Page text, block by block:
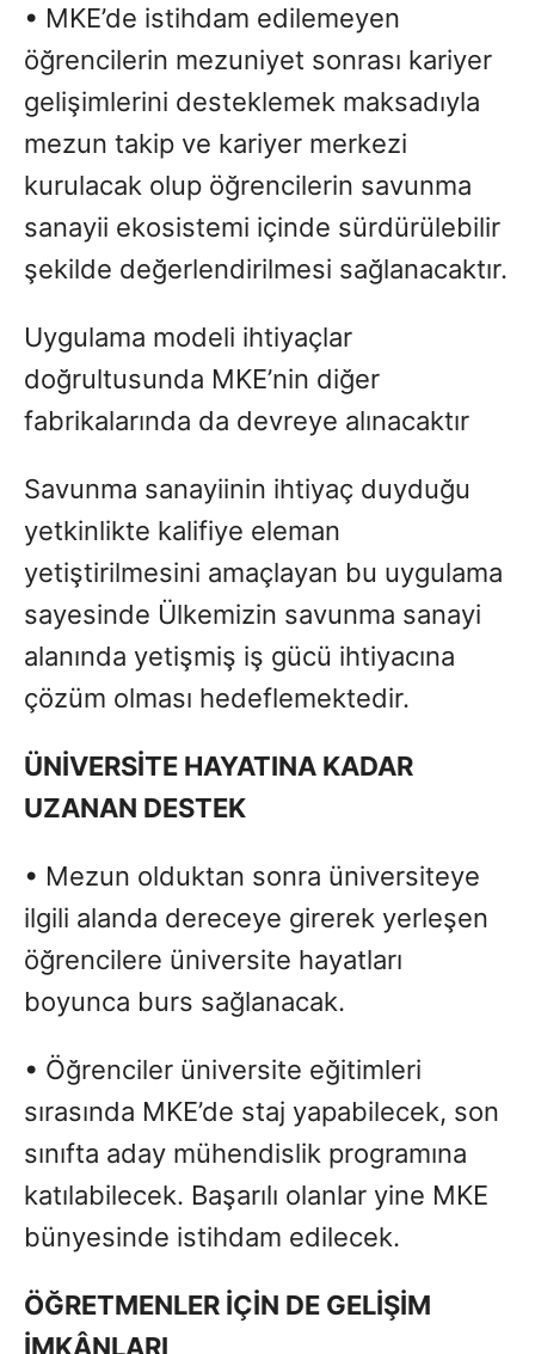
• MKE’de istihdam edilemeyen
öğrencilerin mezuniyet sonrası kariyer
gelişimlerini desteklemek maksadıyla
mezun takip ve kariyer merkezi
kurulacak olup öğrencilerin savunma
sanayii ekosistemi içinde sürdürülebilir
şekilde değerlendirilmesi sağlanacaktır.
Uygulama modeli ihtiyaçlar
doğrultusunda MKE’nin diğer
fabrikalarında da devreye alınacaktır
Savunma sanayiinin ihtiyaç duyduğu
yetkinlikte kalifiye eleman
yetiştirilmesini amaçlayan bu uygulama
sayesinde Ülkemizin savunma sanayi
alanında yetişmiş iş gücü ihtiyacına
çözüm olması hedeflemektedir.
ÜNİVERSİTE HAYATINA KADAR
UZANAN DESTEK
• Mezun olduktan sonra üniversiteye
ilgili alanda dereceye girerek yerleşen
öğrencilere üniversite hayatları
boyunca burs sağlanacak.
• Öğrenciler üniversite eğitimleri
sırasında MKE’de staj yapabilecek, son
sınıfta aday mühendislik programına
katılabilecek. Başarılı olanlar yine MKE
bünyesinde istihdam edilecek.
ÖĞRETMENLER İÇİN DE GELİŞİM
İMKÂNLARI